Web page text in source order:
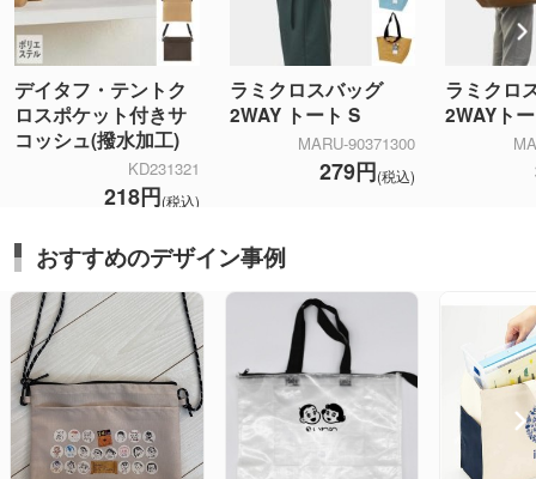
デイタフ・テントク
ロスポケット付きサ
コッシュ(撥水加工)
KD231321
218円(税込)
ラミクロスバッグ
2WAY トート S
MARU-90371300
279円(税込)
ラミクロ
2WAYト
おすすめのデザイン事例